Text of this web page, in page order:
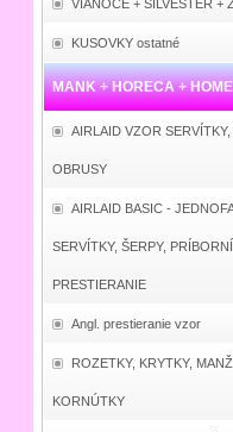
VIANOCE + SILVESTER +
KUSOVKY ostatné
MANK + HORECA + HOME
AIRLAID VZOR SERVÍTKY,
OBRUSY
AIRLAID BASIC -
SERVÍTKY, ŠERPY,
PRESTIERANIE
Angl. prestieranie vzor
ROZETKY, KRYTKY,
KORNÚTKY